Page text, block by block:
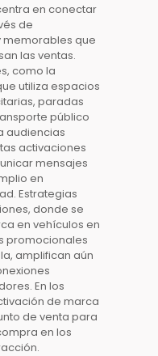
en conectar
de
memorables que
las ventas.
como la
utiliza espacios
paradas
público
audiencias
activaciones
mensajes
en
Estrategias
, donde se
en vehículos en
promocionales
amplifican aún
En los
de marca
de venta para
en los